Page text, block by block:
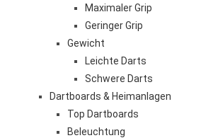
Maximaler Grip
Geringer Grip
Gewicht
Leichte Darts
Schwere Darts
Dartboards & Heimanlagen
Top Dartboards
Beleuchtung